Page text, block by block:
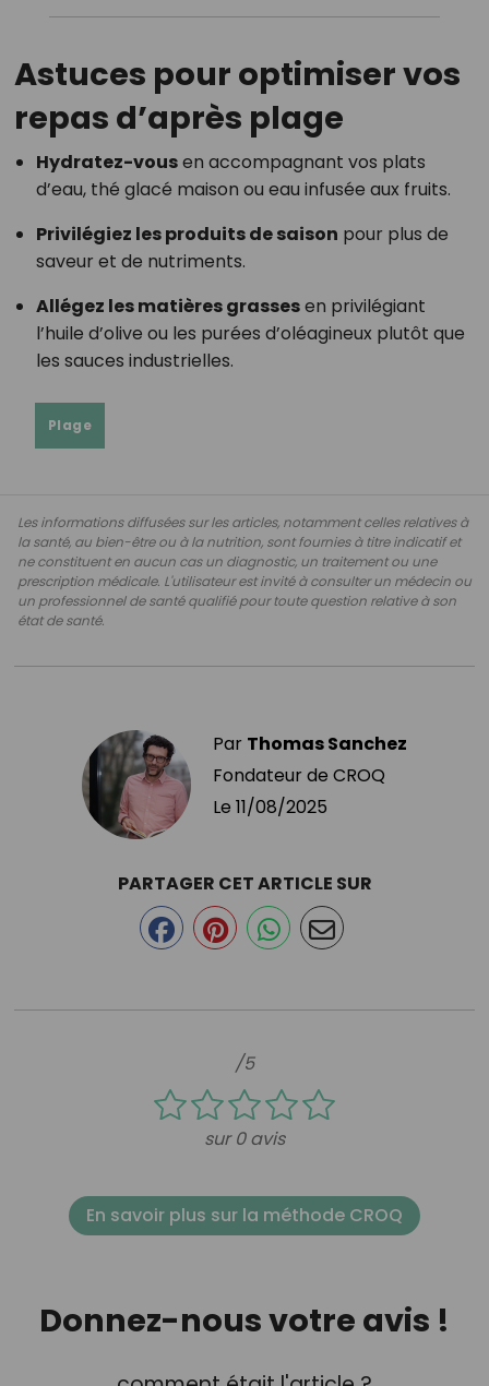
Astuces pour optimiser vos
repas d’après plage
Hydratez-vousen accompagnant vos plats
d’eau, thé glacé maison ou eau infusée aux fruits.
Privilégiez les produits de saison pour plus de
saveur et de nutriments.
Allégez les matières grassesen privilégiant
l’huile d’olive ou les purées d’oléagineux plutôt que
les sauces industrielles.
Plage
Les informations diffusées sur les articles, notamment celles relatives à
la santé, au bien-être ou à la nutrition, sont fournies à titre indicatif et
ne constituent en aucun cas un diagnostic, un traitement ou une
prescription médicale. L'utilisateur est invité à consulter un médecin ou
un professionnel de santé qualifié pour toute question relative à son
état de santé.
Par Thomas Sanchez
Fondateur de CROQ
Le 11/08/2025
/5
sur 0 avis
PARTAGER CET ARTICLE SUR
En savoir plus sur la méthode CROQ
Donnez-nous votre avis !